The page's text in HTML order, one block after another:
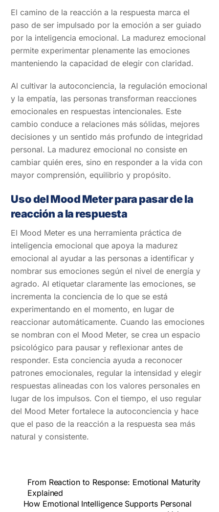
El camino de la reacción a la respuesta marca el
paso de ser impulsado por la emoción a ser guiado
por la inteligencia emocional. La madurez emocional
permite experimentar plenamente las emociones
manteniendo la capacidad de elegir con claridad.
Al cultivar la autoconciencia, la regulación emocional
y la empatía, las personas transforman reacciones
emocionales en respuestas intencionales. Este
cambio conduce a relaciones más sólidas, mejores
decisiones y un sentido más profundo de integridad
personal. La madurez emocional no consiste en
cambiar quién eres, sino en responder a la vida con
mayor comprensión, equilibrio y propósito.
Uso del Mood Meter para pasar de la
reacción a la respuesta
El Mood Meter es una herramienta práctica de
inteligencia emocional que apoya la madurez
emocional al ayudar a las personas a identificar y
nombrar sus emociones según el nivel de energía y
agrado. Al etiquetar claramente las emociones, se
incrementa la conciencia de lo que se está
experimentando en el momento, en lugar de
reaccionar automáticamente. Cuando las emociones
se nombran con el Mood Meter, se crea un espacio
psicológico para pausar y reflexionar antes de
responder. Esta conciencia ayuda a reconocer
patrones emocionales, regular la intensidad y elegir
respuestas alineadas con los valores personales en
lugar de los impulsos. Con el tiempo, el uso regular
del Mood Meter fortalece la autoconciencia y hace
que el paso de la reacción a la respuesta sea más
natural y consistente.
From Reaction to Response: Emotional Maturity
Explained
How Emotional Intelligence Supports Personal